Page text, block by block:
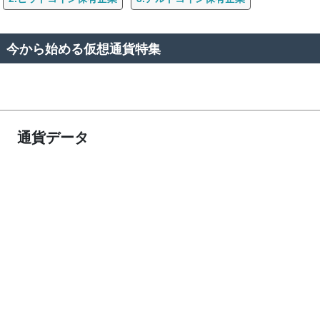
今から始める仮想通貨特集
通貨データ